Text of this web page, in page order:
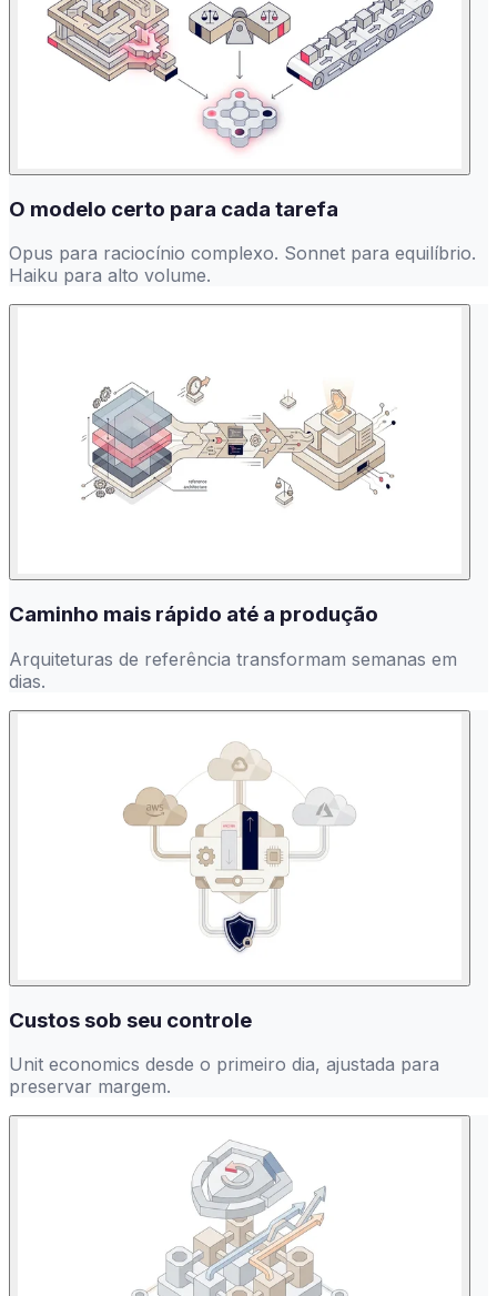
O modelo certo para cada tarefa
Opus para raciocínio complexo. Sonnet para equilíbrio.
Haiku para alto volume.
Caminho mais rápido até a produção
Arquiteturas de referência transformam semanas em
dias.
Custos sob seu controle
Unit economics desde o primeiro dia, ajustada para
preservar margem.